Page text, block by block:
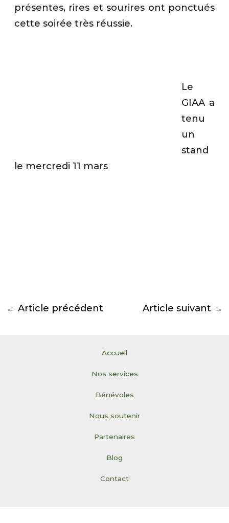
présentes, rires et sourires ont ponctués
cette soirée très réussie.
Le
GIAA a
tenu
un
stand
le mercredi 11 mars
← Article précédent Article suivant →
Accueil
Nos services
Bénévoles
Nous soutenir
Partenaires
Blog
Contact